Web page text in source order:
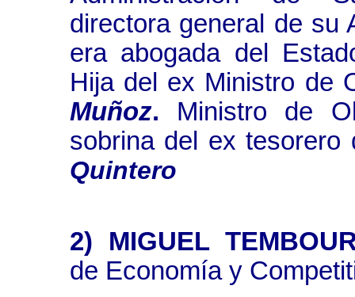
directora general de su
era abogada del
Hija del ex Ministro de
Muñoz. Ministro de
sobrina del ex
Quintero
2) MIGUEL
de Economía y